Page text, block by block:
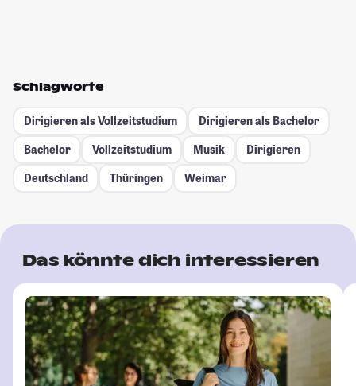
Schlagworte
Dirigieren als Vollzeitstudium
Dirigieren als Bachelor
Bachelor
Vollzeitstudium Musik
Dirigieren
Deutschland
Thüringen Weimar
Das könnte dich interessieren